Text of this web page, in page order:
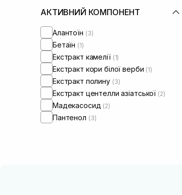
АКТИВНИЙ КОМПОНЕНТ
Алантоїн (3)
Бетаїн (1)
Екстракт камелії (1)
Екстракт кори білої верби (1)
Екстракт полину (3)
Екстракт центелли азіатської (2)
Мадекасосид (2)
Пантенол (3)